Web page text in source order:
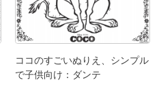
ココのすごいぬりえ、シンプル
で子供向け：ダンテ